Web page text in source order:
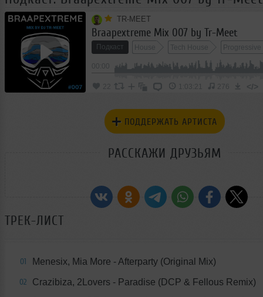
TR-MEET
Braapextreme Mix 007 by Tr-Meet
Подкаст House Tech House
22 1:03:21 276 </>
ПОДДЕРЖАТЬ АРТИСТА
РАССКАЖИ ДРУЗЬЯМ
ТРЕК-ЛИСТ
01 Menesix, Mia More - Afterparty (Original Mix)
02 Crazibiza, 2Lovers - Paradise (DCP & Fellous Remix)